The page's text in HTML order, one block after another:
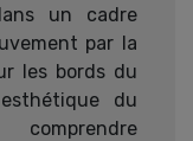
un cadre
par la
les bords du
du